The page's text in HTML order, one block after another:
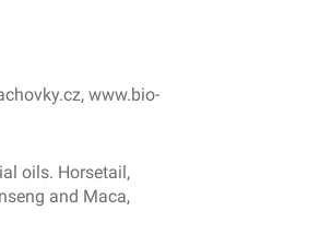
www.bio-
oils. Horsetail,
and Maca,